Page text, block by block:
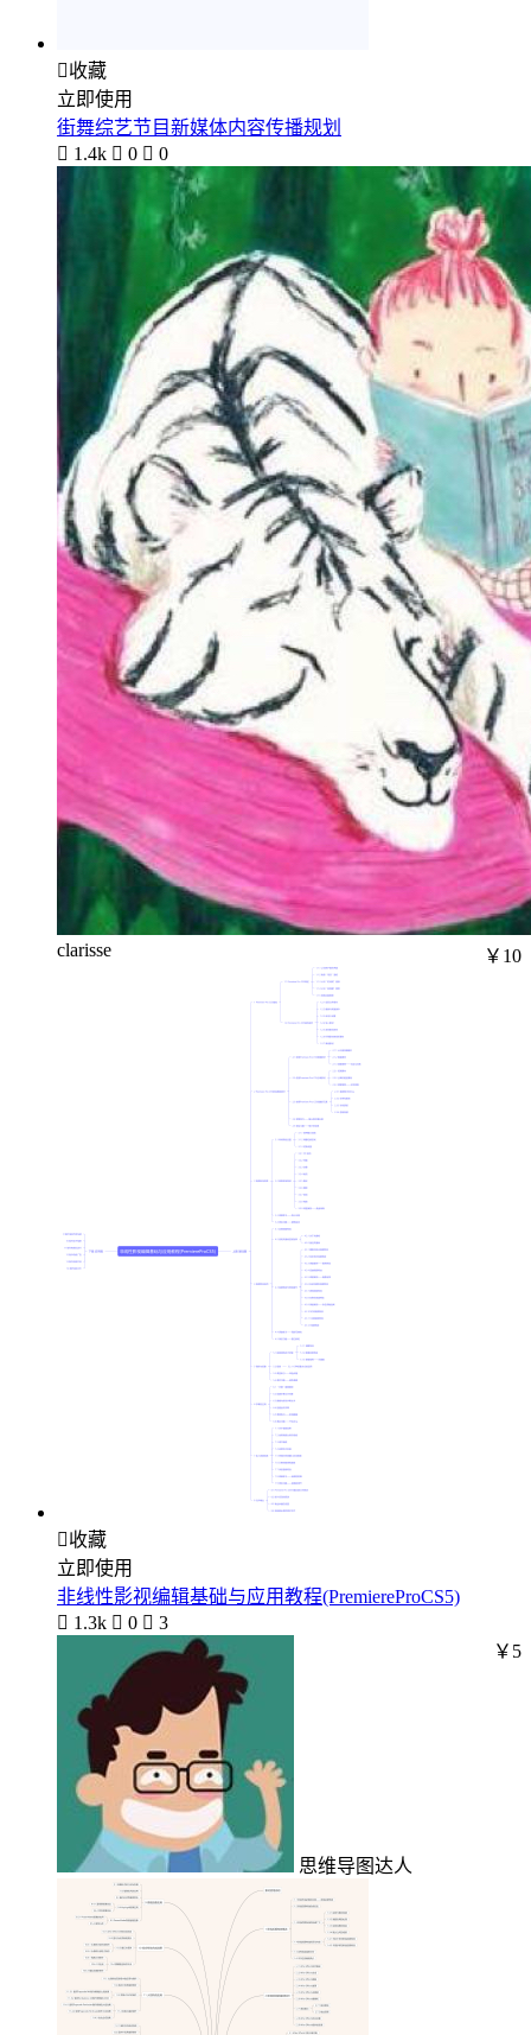
收藏
立即使用
街舞综艺节目新媒体内容传播规划
 1.4k  0  0
clarisse ￥10
收藏
立即使用
非线性影视编辑基础与应用教程(PremiereProCS5)
 1.3k  0  3
思维导图达人
￥5